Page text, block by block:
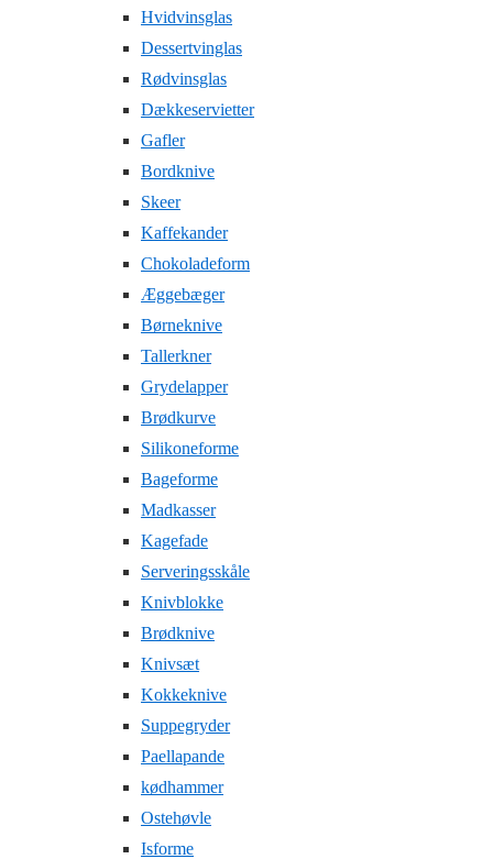
Hvidvinsglas
Dessertvinglas
Rødvinsglas
Dækkeservietter
Gafler
Bordknive
Skeer
Kaffekander
Chokoladeform
Æggebæger
Børneknive
Tallerkner
Grydelapper
Brødkurve
Silikoneforme
Bageforme
Madkasser
Kagefade
Serveringsskåle
Knivblokke
Brødknive
Knivsæt
Kokkeknive
Suppegryder
Paellapande
kødhammer
Ostehøvle
Isforme